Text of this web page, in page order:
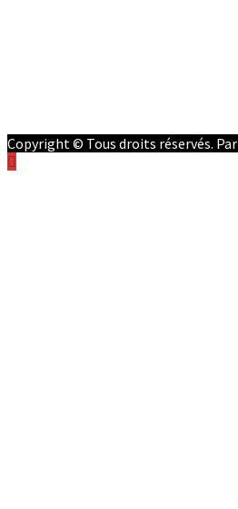
Copyright © Tous droits réservés. Par